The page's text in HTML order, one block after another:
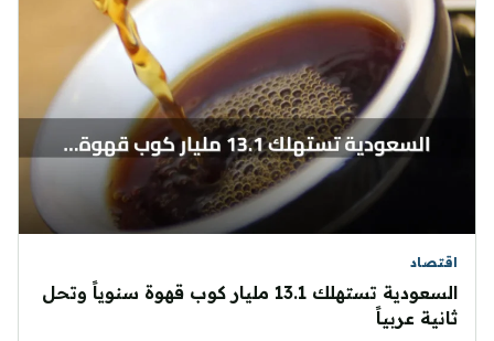
اقتصاد
السعودية تستهلك 13.1 مليار كوب قهوة سنوياً وتحل
ثانية عربياً